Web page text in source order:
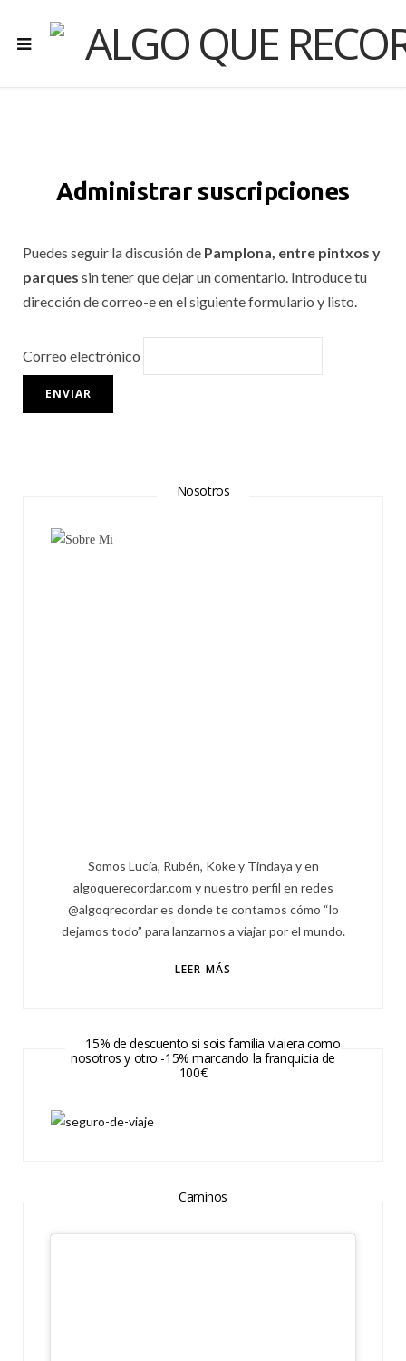
Administrar suscripciones
Puedes seguir la discusión de Pamplona, entre pintxos y
parques sin tener que dejar un comentario. Introduce tu
dirección de correo-e en el siguiente formulario y listo.
Correo electrónico
Nosotros
Somos Lucía, Rubén, Koke y Tindaya y en
algoquerecordar.com y nuestro perfil en redes
@algoqrecordar es donde te contamos cómo “lo
dejamos todo” para lanzarnos a viajar por el mundo.
LEER MÁS
15% de descuento si sois familia viajera como
nosotros y otro -15% marcando la franquicia de
100€
Caminos